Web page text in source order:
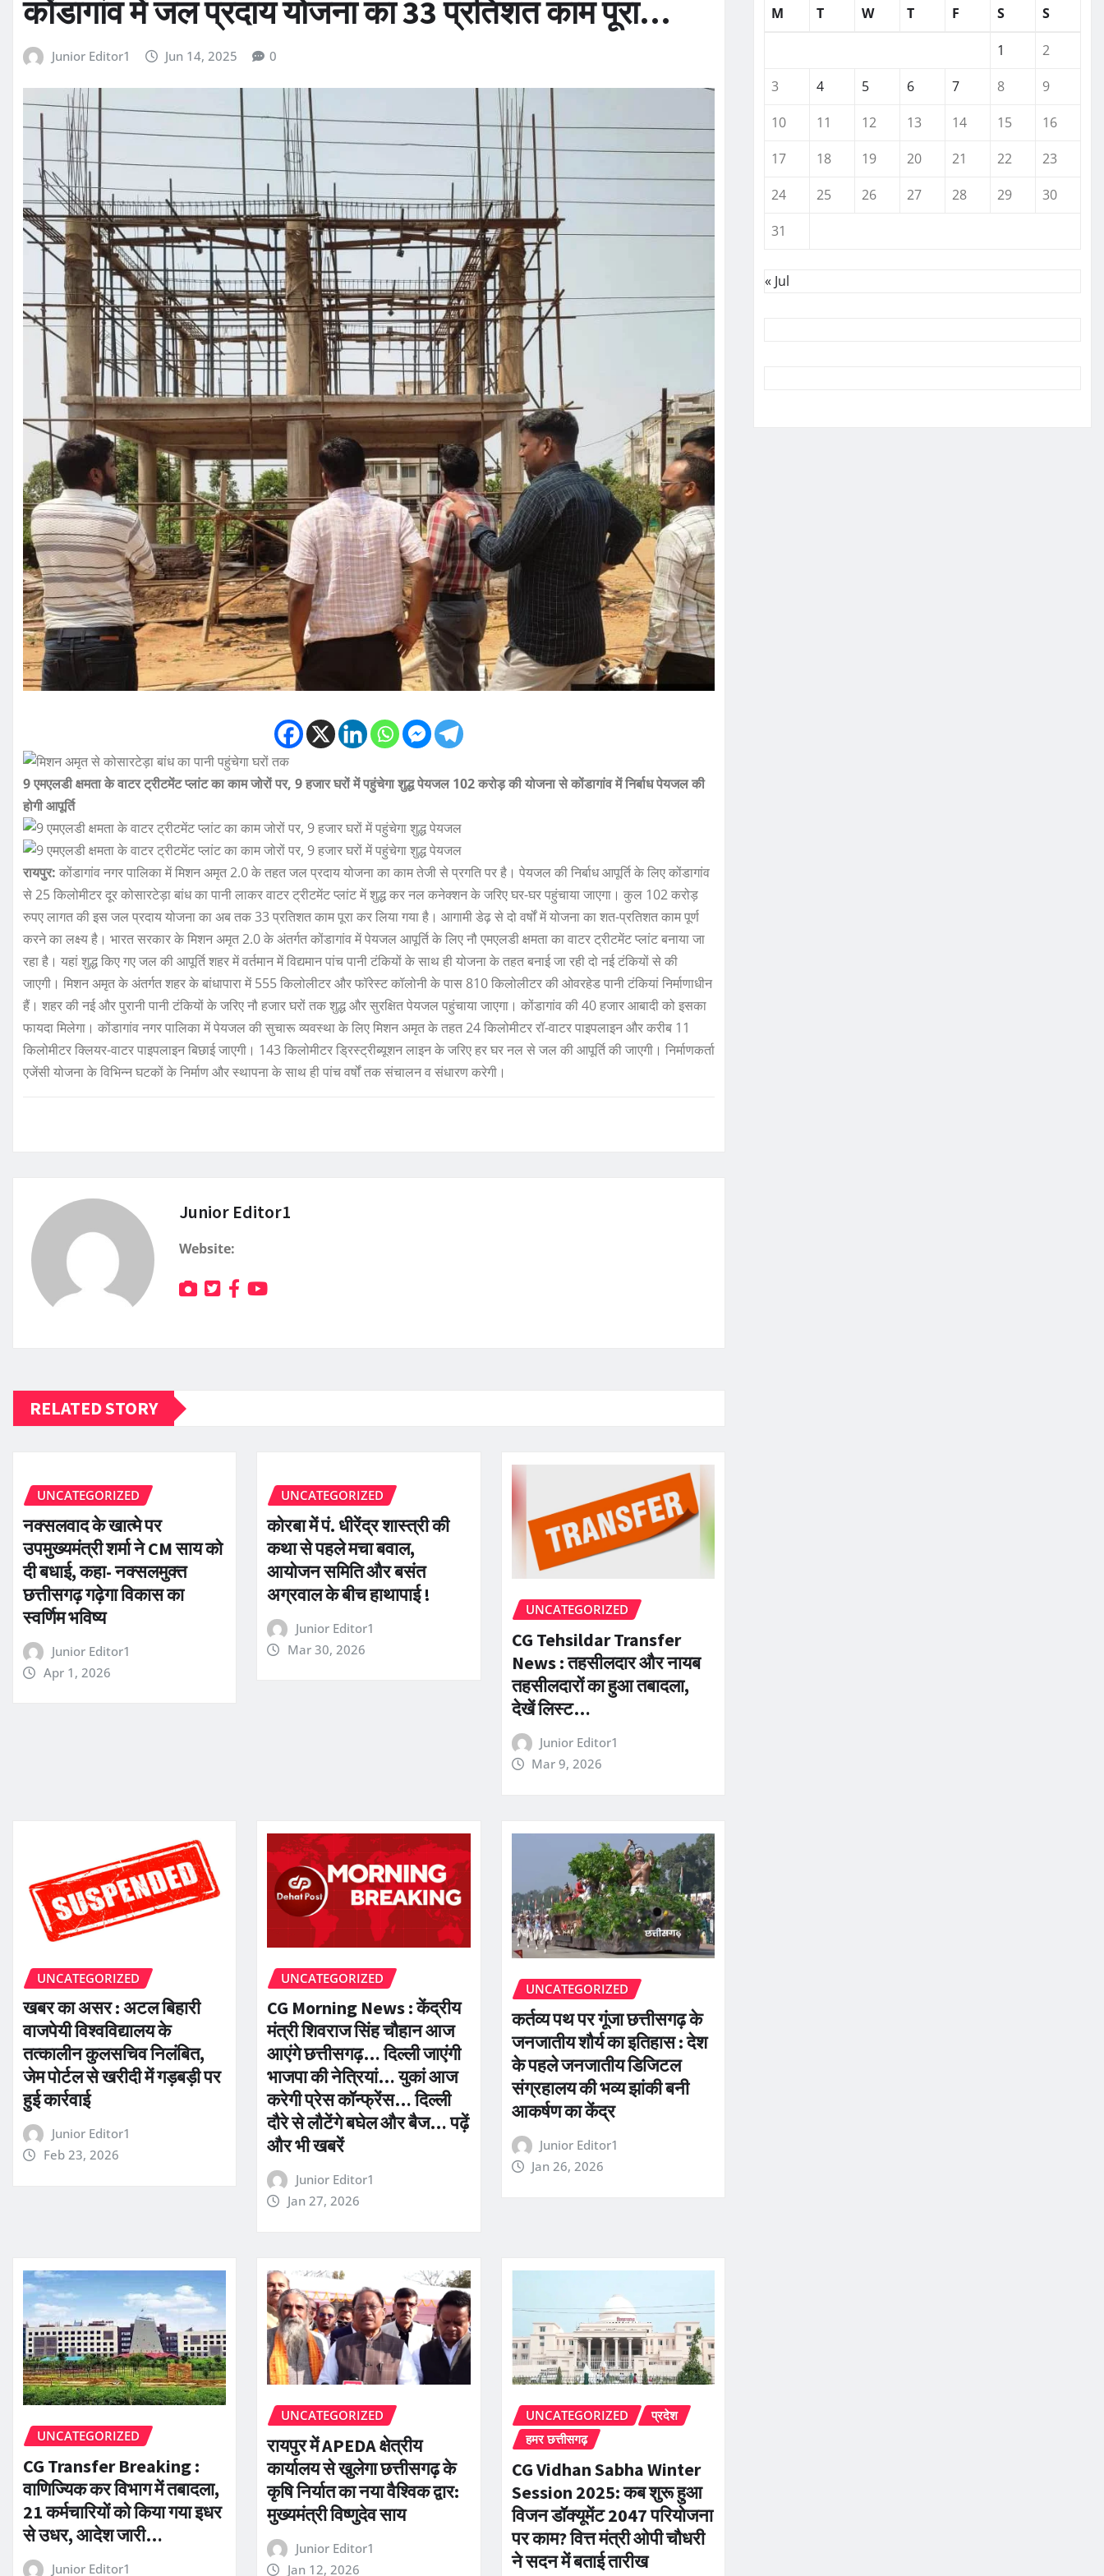
कोंडागांव में जल प्रदाय योजना का 33 प्रतिशत काम पूरा…
Junior Editor1 Jun 14, 2025 0
9 एमएलडी क्षमता के वाटर ट्रीटमेंट प्लांट का काम जोरों पर, 9 हजार घरों में पहुंचेगा शुद्ध पेयजल 102 करोड़ की योजना से कोंडागांव में निर्बाध पेयजल की
होगी आपूर्ति
रायपुर: कोंडागांव नगर पालिका में मिशन अमृत 2.0 के तहत जल प्रदाय योजना का काम तेजी से प्रगति पर है। पेयजल की निर्बाध आपूर्ति के लिए कोंडागांव
से 25 किलोमीटर दूर कोसारटेड़ा बांध का पानी लाकर वाटर ट्रीटमेंट प्लांट में शुद्ध कर नल कनेक्शन के जरिए घर-घर पहुंचाया जाएगा। कुल 102 करोड़
रुपए लागत की इस जल प्रदाय योजना का अब तक 33 प्रतिशत काम पूरा कर लिया गया है। आगामी डेढ़ से दो वर्षों में योजना का शत-प्रतिशत काम पूर्ण
करने का लक्ष्य है। भारत सरकार के मिशन अमृत 2.0 के अंतर्गत कोंडागांव में पेयजल आपूर्ति के लिए नौ एमएलडी क्षमता का वाटर ट्रीटमेंट प्लांट बनाया जा
रहा है। यहां शुद्ध किए गए जल की आपूर्ति शहर में वर्तमान में विद्यमान पांच पानी टंकियों के साथ ही योजना के तहत बनाई जा रही दो नई टंकियों से की
जाएगी। मिशन अमृत के अंतर्गत शहर के बांधापारा में 555 किलोलीटर और फॉरेस्ट कॉलोनी के पास 810 किलोलीटर की ओवरहेड पानी टंकियां निर्माणाधीन
हैं। शहर की नई और पुरानी पानी टंकियों के जरिए नौ हजार घरों तक शुद्ध और सुरक्षित पेयजल पहुंचाया जाएगा। कोंडागांव की 40 हजार आबादी को इसका
फायदा मिलेगा। कोंडागांव नगर पालिका में पेयजल की सुचारू व्यवस्था के लिए मिशन अमृत के तहत 24 किलोमीटर रॉ-वाटर पाइपलाइन और करीब 11
किलोमीटर क्लियर-वाटर पाइपलाइन बिछाई जाएगी। 143 किलोमीटर ड्रिस्ट्रीब्यूशन लाइन के जरिए हर घर नल से जल की आपूर्ति की जाएगी। निर्माणकर्ता
एजेंसी योजना के विभिन्न घटकों के निर्माण और स्थापना के साथ ही पांच वर्षों तक संचालन व संधारण करेगी।
Junior Editor1
Website:
RELATED STORY
UNCATEGORIZED
नक्सलवाद के खात्मे पर
उपमुख्यमंत्री शर्मा ने CM साय को
दी बधाई, कहा- नक्सलमुक्त
छत्तीसगढ़ गढ़ेगा विकास का
स्वर्णिम भविष्य
Junior Editor1
Apr 1, 2026
UNCATEGORIZED
कोरबा में पं. धीरेंद्र शास्त्री की
कथा से पहले मचा बवाल,
आयोजन समिति और बसंत
अग्रवाल के बीच हाथापाई !
Junior Editor1
Mar 30, 2026
UNCATEGORIZED
CG Tehsildar Transfer
News : तहसीलदार और नायब
तहसीलदारों का हुआ तबादला,
देखें लिस्ट…
Junior Editor1
Mar 9, 2026
UNCATEGORIZED
खबर का असर : अटल बिहारी
वाजपेयी विश्वविद्यालय के
तत्कालीन कुलसचिव निलंबित,
जेम पोर्टल से खरीदी में गड़बड़ी पर
हुई कार्रवाई
Junior Editor1
Feb 23, 2026
UNCATEGORIZED
CG Morning News : केंद्रीय
मंत्री शिवराज सिंह चौहान आज
आएंगे छत्तीसगढ़… दिल्ली जाएंगी
भाजपा की नेत्रियां… युकां आज
करेगी प्रेस कॉन्फ्रेंस… दिल्ली
दौरे से लौटेंगे बघेल और बैज… पढ़ें
और भी खबरें
Junior Editor1
Jan 27, 2026
UNCATEGORIZED
कर्तव्य पथ पर गूंजा छत्तीसगढ़ के
जनजातीय शौर्य का इतिहास : देश
के पहले जनजातीय डिजिटल
संग्रहालय की भव्य झांकी बनी
आकर्षण का केंद्र
Junior Editor1
Jan 26, 2026
UNCATEGORIZED
CG Transfer Breaking :
वाणिज्यिक कर विभाग में तबादला,
21 कर्मचारियों को किया गया इधर
से उधर, आदेश जारी…
Junior Editor1
UNCATEGORIZED
रायपुर में APEDA क्षेत्रीय
कार्यालय से खुलेगा छत्तीसगढ़ के
कृषि निर्यात का नया वैश्विक द्वार:
मुख्यमंत्री विष्णुदेव साय
Junior Editor1
Jan 12, 2026
UNCATEGORIZED
प्रदेश
हमर छत्तीसगढ़
CG Vidhan Sabha Winter
Session 2025: कब शुरू हुआ
विजन डॉक्यूमेंट 2047 परियोजना
पर काम? वित्त मंत्री ओपी चौधरी
ने सदन में बताई तारीख
M
T W T F S S
1
2
3
4 5 6 7 8
9
10
11 12 13 14 15
16
17
18 19 20 21 22
23
24
25 26 27 28 29
30
31
« Jul